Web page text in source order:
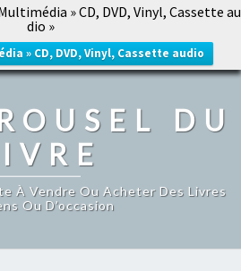
» CD, DVD, Vinyl, Cassette au
dio »
» CD, DVD, Vinyl, Cassette audio
LIVRE
DU
À Vendre Ou Acheter Des Livres
Ou D’occasion